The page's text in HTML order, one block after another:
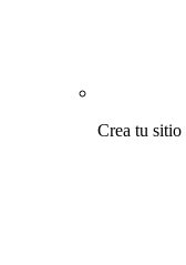
Crea tu sitio